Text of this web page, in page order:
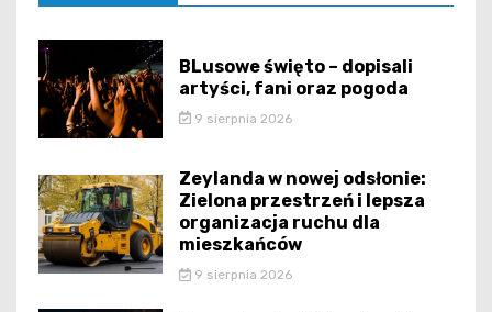
BLusowe święto – dopisali
artyści, fani oraz pogoda
9 sierpnia 2026
Zeylanda w nowej odsłonie:
Zielona przestrzeń i lepsza
organizacja ruchu dla
mieszkańców
9 sierpnia 2026